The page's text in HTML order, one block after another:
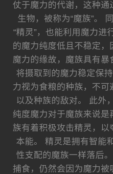
仗于魔力的代谢，这种
生物，被称为“魔族”。
“精灵”，也能利用魔力进
的魔力纯度低且不稳定
魔力的缘故，魔族具有
将摄取到的魔力稳定保
力视为食粮的种族，不可
以及种族的敌对。 此外
纯度魔力对于魔族来说
族有着积极攻击精灵，
本能。 精灵是拥有智能
性支配的魔族一样落后
捕食，仍然会因为魔力